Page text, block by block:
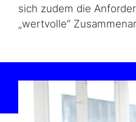
sich zudem die
„wertvolle“